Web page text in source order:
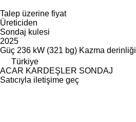
Talep üzerine fiyat
Üreticiden
Sondaj kulesi
2025
Güç 236 kW (321 bg) Kazma derinliği
Türkiye
ACAR KARDEŞLER SONDAJ
Satıcıyla iletişime geç